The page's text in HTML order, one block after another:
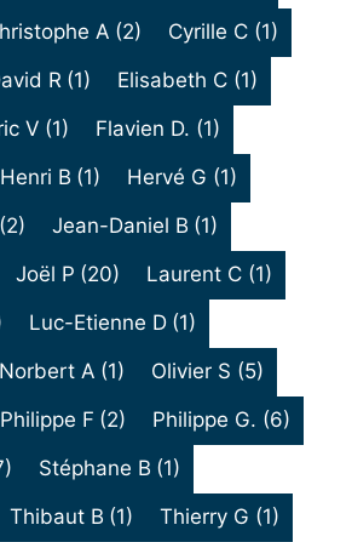
A (2) Cyrille C (1)
R (1) Elisabeth C (1)
V (1) Flavien D. (1)
Henri B (1) Hervé G (1)
(2) Jean-Daniel B (1)
Joël P (20) Laurent C (1)
Luc-Etienne D (1)
Norbert A (1) Olivier S (5)
Philippe F (2) Philippe G. (6)
Stéphane B (1)
Thibaut B (1) Thierry G (1)